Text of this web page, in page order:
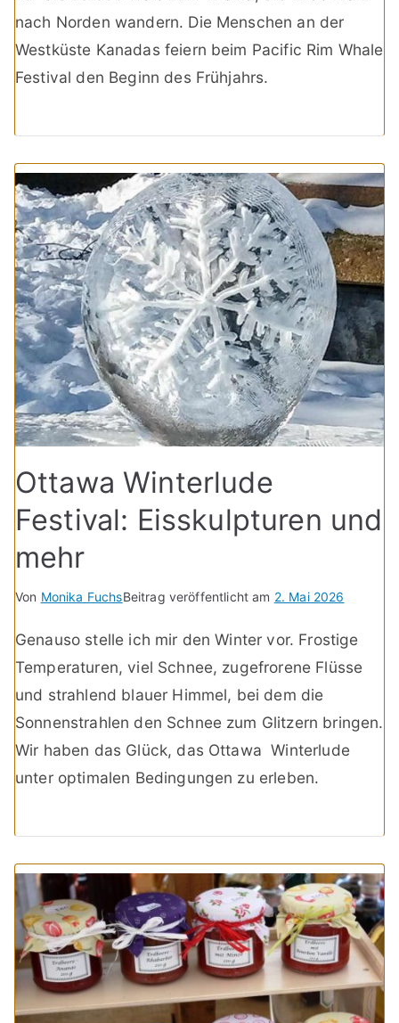
nach Norden wandern. Die Menschen an der
Westküste Kanadas feiern beim Pacific Rim Whale
Festival den Beginn des Frühjahrs.
Ottawa Winterlude
Festival: Eisskulpturen und
mehr
Von Monika FuchsBeitrag veröffentlicht am 2. Mai 2026
Genauso stelle ich mir den Winter vor. Frostige
Temperaturen, viel Schnee, zugefrorene Flüsse
und strahlend blauer Himmel, bei dem die
Sonnenstrahlen den Schnee zum Glitzern bringen.
Wir haben das Glück, das Ottawa Winterlude
unter optimalen Bedingungen zu erleben.